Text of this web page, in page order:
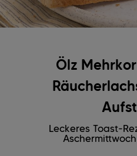
Ölz
Leckeres Toast-